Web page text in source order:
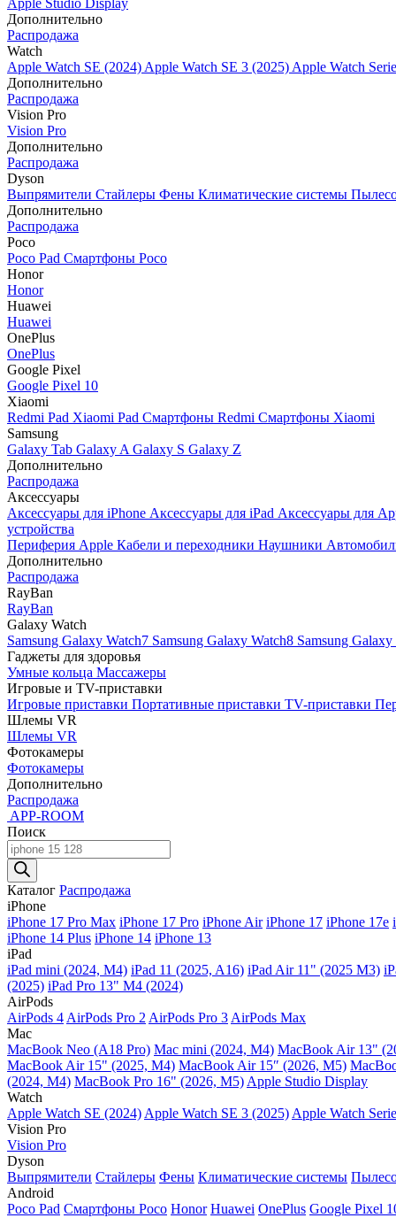
Apple Studio Display
Дополнительно
Распродажа
Watch
Apple Watch SE (2024) Apple Watch SE 3 (2025) Apple Watch
Дополнительно
Распродажа
Vision Pro
Vision Pro
Дополнительно
Распродажа
Dyson
Выпрямители Стайлеры Фены Климатические системы
Дополнительно
Распродажа
Poco
Poco Pad Смартфоны Poco
Honor
Honor
Huawei
Huawei
OnePlus
OnePlus
Google Pixel
Google Pixel 10
Xiaomi
Redmi Pad Xiaomi Pad Смартфоны Redmi Смартфоны Xiaomi
Samsung
Galaxy Tab Galaxy A Galaxy S Galaxy Z
Дополнительно
Распродажа
Аксессуары
Аксессуары для iPhone Аксессуары для iPad Аксессуары для
устройства
Периферия Apple Кабели и переходники Наушники
Дополнительно
Распродажа
RayBan
RayBan
Galaxy Watch
Samsung Galaxy Watch7 Samsung Galaxy Watch8 Samsung
Гаджеты для здоровья
Умные кольца Массажеры
Игровые и TV-приставки
Игровые приставки Портативные приставки TV-приставки
Шлемы VR
Шлемы VR
Фотокамеры
Фотокамеры
Дополнительно
Распродажа
APP-ROOM
Поиск
Поиск
товаров
Каталог Распродажа
iPhone
iPhone 17 Pro Max iPhone 17 Pro iPhone Air iPhone 17 iPhone 17e
iPhone 14 Plus iPhone 14 iPhone 13
iPad
iPad mini (2024, M4) iPad 11 (2025, A16) iPad Air 11" (2025 M3)
(2025) iPad Pro 13" M4 (2024)
AirPods
AirPods 4 AirPods Pro 2 AirPods Pro 3 AirPods Max
Mac
MacBook Neo (A18 Pro) Mac mini (2024, M4) MacBook Air 13"
MacBook Air 15" (2025, M4) MacBook Air 15″ (2026, M5)
(2024, M4) MacBook Pro 16" (2026, M5) Apple Studio Display
Watch
Apple Watch SE (2024) Apple Watch SE 3 (2025) Apple Watch
Vision Pro
Vision Pro
Dyson
Выпрямители Стайлеры Фены Климатические системы
Android
Poco Pad Смартфоны Poco Honor Huawei OnePlus Google Pixel